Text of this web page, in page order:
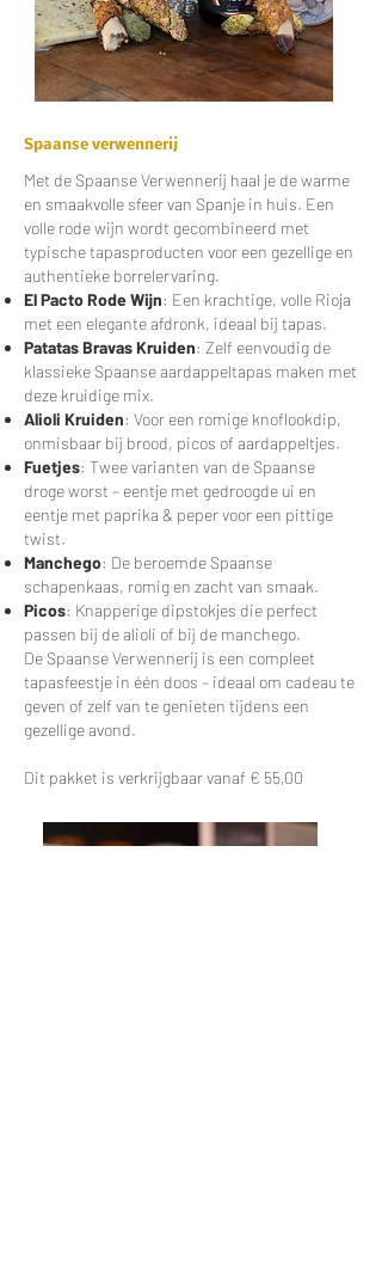
Spaanse verwennerij
Met de Spaanse Verwennerij haal je de warme
en smaakvolle sfeer van Spanje in huis. Een
volle rode wijn wordt gecombineerd met
typische tapasproducten voor een gezellige en
authentieke borrelervaring.
El Pacto Rode Wijn: Een krachtige, volle Rioja
met een elegante afdronk, ideaal bij tapas.
Patatas Bravas Kruiden: Zelf eenvoudig de
klassieke Spaanse aardappeltapas maken met
deze kruidige mix.
Alioli Kruiden: Voor een romige knoflookdip,
onmisbaar bij brood, picos of aardappeltjes.
Fuetjes: Twee varianten van de Spaanse
droge worst – eentje met gedroogde ui en
eentje met paprika & peper voor een pittige
twist.
Manchego: De beroemde Spaanse
schapenkaas, romig en zacht van smaak.
Picos: Knapperige dipstokjes die perfect
passen bij de alioli of bij de manchego.
De Spaanse Verwennerij is een compleet
tapasfeestje in één doos – ideaal om cadeau te
geven of zelf van te genieten tijdens een
gezellige avond.
Dit pakket is verkrijgbaar vanaf € 55,00